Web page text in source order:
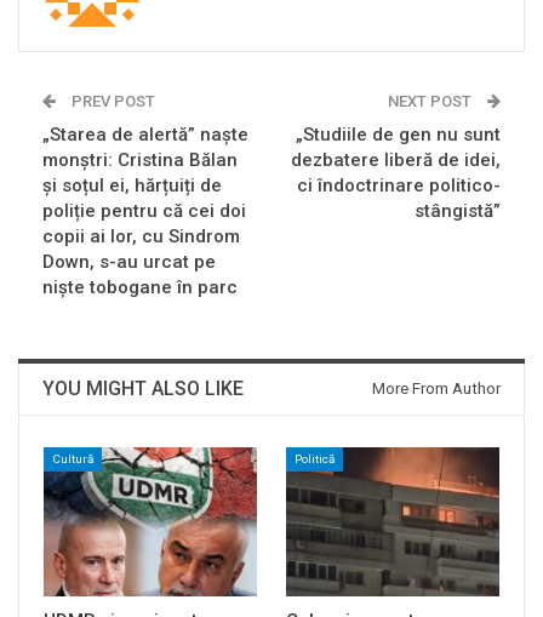
PREV POST
„Starea de alertă” naște
monștri: Cristina Bălan
și soțul ei, hărțuiți de
poliție pentru că cei doi
copii ai lor, cu Sindrom
Down, s-au urcat pe
niște tobogane în parc
NEXT POST
„Studiile de gen nu sunt
dezbatere liberă de idei,
ci îndoctrinare politico-
stângistă”
YOU MIGHT ALSO LIKE More From Author
Cultură Politică